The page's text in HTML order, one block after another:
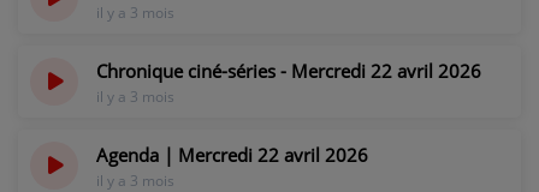
CRÉATIONS AUDIOVISUELLES
L'ŒIL DE L'OIE | PRÉSENTATION
VIDÉOS | JEUX
il y a 3 mois
Chronique ciné-séries - Mercredi 22 avril 2026
il y a 3 mois
Agenda | Mercredi 22 avril 2026
il y a 3 mois